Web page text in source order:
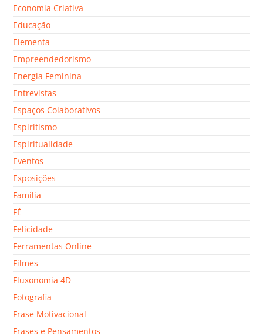
Economia Criativa
Educação
Elementa
Empreendedorismo
Energia Feminina
Entrevistas
Espaços Colaborativos
Espiritismo
Espiritualidade
Eventos
Exposições
Família
FÉ
Felicidade
Ferramentas Online
Filmes
Fluxonomia 4D
Fotografia
Frase Motivacional
Frases e Pensamentos